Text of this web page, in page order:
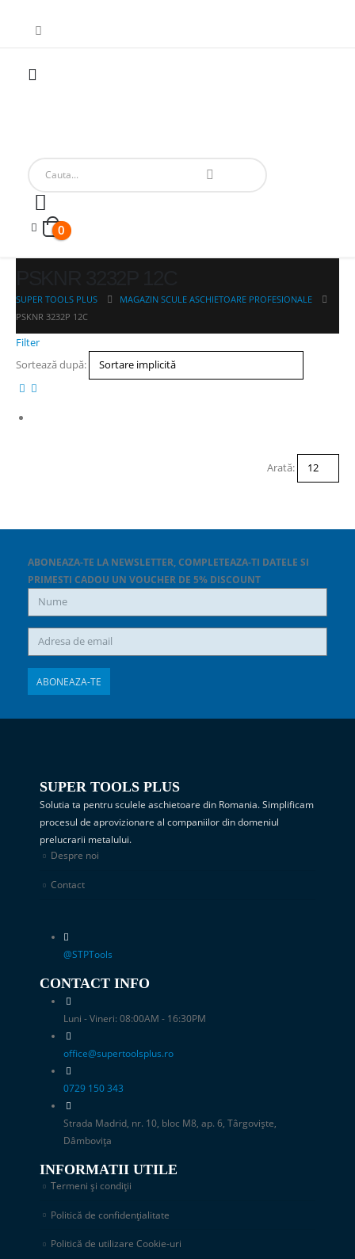
0
SUPER TOOLS PLUS
MAGAZIN SCULE ASCHIETOARE PROFESIONALE
PSKNR 3232P 12C
Filter
Sortează după:
Arată:
ABONEAZA-TE LA NEWSLETTER, COMPLETEAZA-TI DATELE SI
PRIMESTI CADOU UN VOUCHER DE 5% DISCOUNT
SUPER TOOLS PLUS
Solutia ta pentru sculele aschietoare din Romania. Simplificam
procesul de aprovizionare al companiilor din domeniul
prelucrarii metalului.
Despre noi
Contact
@STPTools
CONTACT INFO
Luni - Vineri: 08:00AM - 16:30PM
office@supertoolsplus.ro
0729 150 343
Strada Madrid, nr. 10, bloc M8, ap. 6, Târgoviște,
Dâmbovița
INFORMATII UTILE
Termeni și condiții
Politică de confidențialitate
Politică de utilizare Cookie-uri